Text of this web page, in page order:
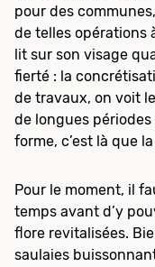
pour des
de telles opérations
lit sur son visage
fierté : la
de travaux, on voit
de longues
forme, c’est là que
Pour le moment, il
temps avant d’y
flore revitalisées.
saulaies